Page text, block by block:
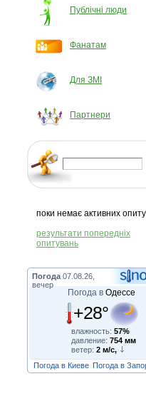
Публічні люди
Фанатам
Для ЗМІ
Партнери
поки немає активних
результати попередніх
опитувань
Погода 07.08.26,
вечер
Погода в Одессе
+28°
влажность: 57%
давление: 754 мм
ветер: 2 м/с,
Погода в Киеве Погода в